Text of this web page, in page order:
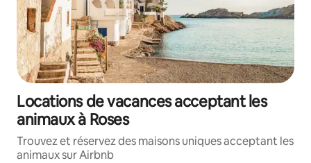
Locations de vacances acceptant les
animaux à Roses
Trouvez et réservez des maisons uniques acceptant les
animaux sur Airbnb